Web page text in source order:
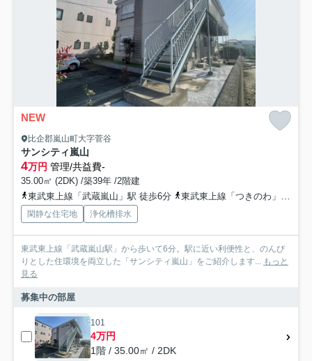
NEW
比企郡嵐山町大字菅谷
サンシティ嵐山
4万円 管理/共益費-
35.00㎡ (2DK) /築39年 /2階建
東武東上線「武蔵嵐山」駅 徒歩6分
東武東上線「つきのわ」駅 徒歩30分
閑静な住宅地 浄化槽排水
東武東上線「武蔵嵐山駅」から歩いて6分。駅に近い利便性と、のんび
りとした住環境を両立した「サンシティ嵐山」をご紹介します...
もっと
見る
募集中の部屋
101
4万円
1階 / 35.00㎡ / 2DK